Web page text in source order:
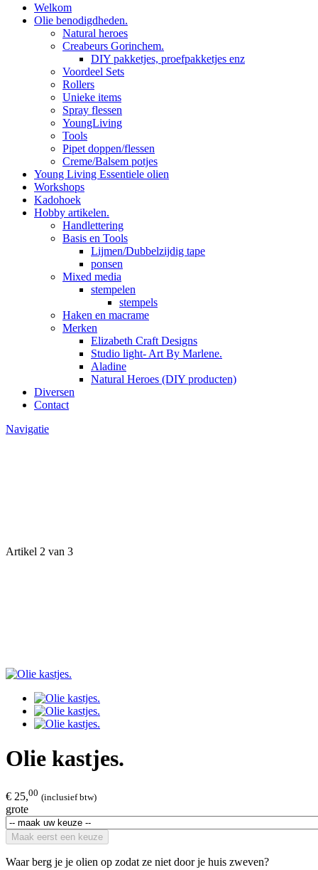
Welkom
Olie benodigdheden.
Natural heroes
Creabeurs Gorinchem.
DIY pakketjes, proefpakketjes enz
Voordeel Sets
Rollers
Unieke items
Spray flessen
YoungLiving
Tools
Pipet doppen/flessen
Creme/Balsem potjes
Young Living Essentiele olien
Workshops
Kadohoek
Hobby artikelen.
Handlettering
Basis en Tools
Lijmen/Dubbelzijdig tape
ponsen
Mixed media
stempelen
stempels
Haken en macrame
Merken
Elizabeth Craft Designs
Studio light- Art By Marlene.
Aladine
Natural Heroes (DIY producten)
Diversen
Contact
Navigatie
Artikel 2 van 3
Olie kastjes.
€ 25,00 (inclusief btw)
grote
Maak eerst een keuze
Waar berg je je olien op zodat ze niet door je huis zweven?